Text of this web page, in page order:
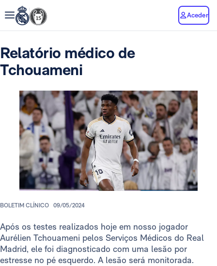
Aceder
Relatório médico de
Tchouameni
BOLETIM CLÍNICO 09/05/2024
Após os testes realizados hoje em nosso jogador
Aurélien Tchouameni pelos Serviços Médicos do Real
Madrid, ele foi diagnosticado com uma lesão por
estresse no pé esquerdo. A lesão será monitorada.